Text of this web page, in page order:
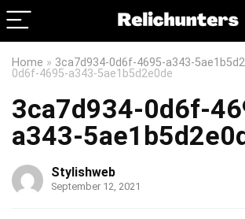
Home » 3ca7d934-0d6f-4695-a343-
0d6f-4695-a343-5ae1b5d2e0de
3ca7d934-0d6f-
a343-
Stylishweb
September 12, 2021